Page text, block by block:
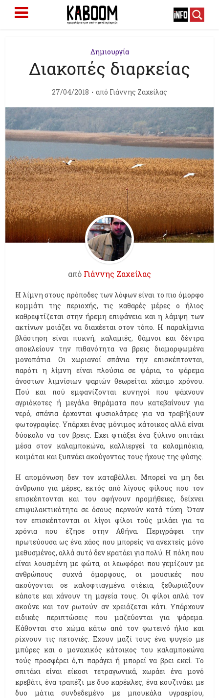
Δημιουργία
Διακοπές διαρκείας
27/04/2018 από Γιάννης Ζαχείλας
από Γιάννης Ζαχείλας
Η λίμνη στους πρόποδες των λόφων είναι το πιο όμορφο
κομμάτι της περιοχής, τις καθαρές μέρες ο ήλιος
καθρεφτίζεται στην ήρεμη επιφάνεια και η λάμψη των
ακτίνων μοιάζει να διαχέεται στον τόπο. Η παραλίμνια
βλάστηση είναι πυκνή, καλαμιές, θάμνοι και δέντρα
αποκλείουν την πιθανότητα να βρεις διαμορφωμένα
μονοπάτια. Οι χωριανοί σπάνια την επισκέπτονται,
παρότι η λίμνη είναι πλούσια σε ψάρια, το ψάρεμα
άνοστων λιμνίσιων ψαριών θεωρείται χάσιμο χρόνου.
Πού και πού εμφανίζονται κυνηγοί που ψάχνουν
αγριόκοτες ή μεγάλα θηράματα που κατεβαίνουν για
νερό, σπάνια έρχονται φυσιολάτρες για να τραβήξουν
φωτογραφίες. Υπάρχει ένας μόνιμος κάτοικος αλλά είναι
δύσκολο να τον βρεις. Εχει φτιάξει ένα ξύλινο σπιτάκι
μέσα στον καλαμποκώνα, καλλιεργεί τα καλαμπόκια,
κοιμάται και ξυπνάει ακούγοντας τους ήχους της φύσης.
Η απομόνωση δεν τον καταβάλλει. Μπορεί να μη δει
άνθρωπο για μέρες, εκτός από λίγους φίλους που τον
επισκέπτονται και του αφήνουν προμήθειες, δείχνει
επιφυλακτικότητα σε όσους περνούν κατά τύχη. Όταν
τον επισκέπτονται οι λίγοι φίλοι τούς μιλάει για τα
χρόνια που έζησε στην Αθήνα. Περιγράφει την
πρωτεύουσα ως ένα χάος που μπορείς να ανεχτείς μόνο
μεθυσμένος, αλλά αυτό δεν κρατάει για πολύ. Η πόλη που
είναι λουσμένη με φώτα, οι λεωφόροι που γεμίζουν με
ανθρώπους συχνά όμορφους, οι μουσικές που
ακούγονται σε καλοφτιαγμένα στέκια, ξεθωριάζουν
κάποτε και χάνουν τη μαγεία τους. Οι φίλοι απλά τον
ακούνε και τον ρωτούν αν χρειάζεται κάτι. Υπάρχουν
ειδικές περιπτώσεις που μαζεύονται για ψάρεμα.
Κάθονται στο χώμα κάτω από τον φωτεινό ήλιο και
ρίχνουν τις πετονιές. Εχουν μαζί τους ένα ψυγείο με
μπύρες και ο μοναχικός κάτοικος του καλαμποκώνα
τούς προσφέρει ό,τι παράγει ή μπορεί να βρει εκεί. Το
σπιτάκι είναι είκοσι τετραγωνικά, χωράει ένα μονό
κρεβάτι, ένα τραπέζι με δυο καρέκλες, ένα κουζινάκι με
δυο μάτια συνδεδεμένο με μπουκάλα υγραερίου,